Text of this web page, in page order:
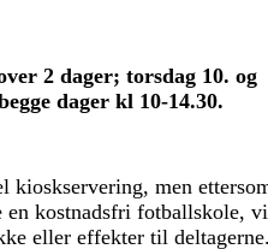
2 dager; torsdag 10. og
dager kl 10-14.30.
kioskservering, men
en kostnadsfri fotballskole,
eller effekter til